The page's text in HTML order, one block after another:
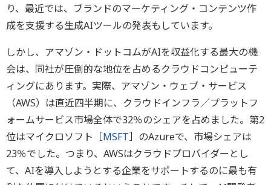
り、最近では、ブランドのマーケティング・コンテンツ作
成を支援する生成AIツールの発表もしています。
しかし、アマゾン・ドットコムがAIを収益化する最大の機
会は、同社が圧倒的な地位を占めるクラウドコンピューテ
ィングにあります。実際、アマゾン・ウェブ・サービス
（AWS）は直近四半期に、クラウドインフラ／プラットフ
ォームサービス市場全体で32％のシェアを占めました。第2
位はマイクロソフト［MSFT］のAzureで、市場シェアは
23％でした。つまり、AWSはクラウドプロバイダーとし
て、AIを導入しようとする企業をサポートするのに最も有